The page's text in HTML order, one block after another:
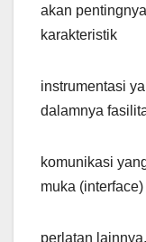
akan
karakteristik
instrumentasi
dalamnya
komunikasi
muka
perlatan